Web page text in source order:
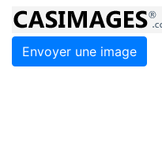
Envoyer une image